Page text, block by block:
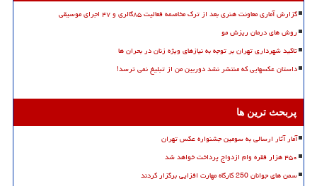
گزارش آماری معاونت هنری بعد از ترک مخاصمه فعالیت ۸۵گالری و ۴۷ اجرای موسیقی
روش های درمان ریزش مو
تاکید شهرداری تهران بر توجه به نیازهای ویژه زنان در بحران ها
داستان عکسهایی که منتشر نشد دوربین من از تبلیغ نمی ترسد!
پربحث ترین ها
آمار آثار ارسالی به سومین جشنواره عکس تهران
۴۵۰ هزار فقره وام ازدواج پرداخت خواهد شد
سمن های جوانان 250 کارگاه مهارت افزایی برگزار کردند